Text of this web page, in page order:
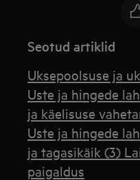
Seotud artiklid
Uksepoolsuse ja
Uste ja hingede
ja käelisuse
Uste ja hingede
ja tagasikäik (3)
paigaldus